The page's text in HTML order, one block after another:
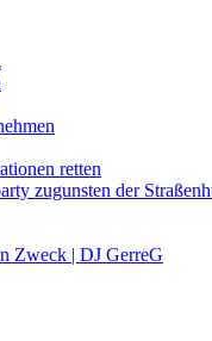
retten
zugunsten der
Zweck | DJ GerreG